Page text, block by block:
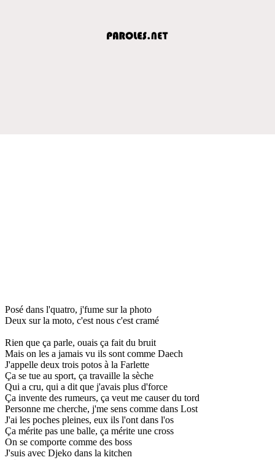
Posé dans l'quatro, j'fume sur la photo
Deux sur la moto, c'est nous c'est cramé
Rien que ça parle, ouais ça fait du bruit
Mais on les a jamais vu ils sont comme Daech
J'appelle deux trois potos à la Farlette
Ça se tue au sport, ça travaille la sèche
Qui a cru, qui a dit que j'avais plus d'force
Ça invente des rumeurs, ça veut me causer du tord
Personne me cherche, j'me sens comme dans Lost
J'ai les poches pleines, eux ils l'ont dans l'os
Ça mérite pas une balle, ça mérite une cross
On se comporte comme des boss
J'suis avec Djeko dans la kitchen